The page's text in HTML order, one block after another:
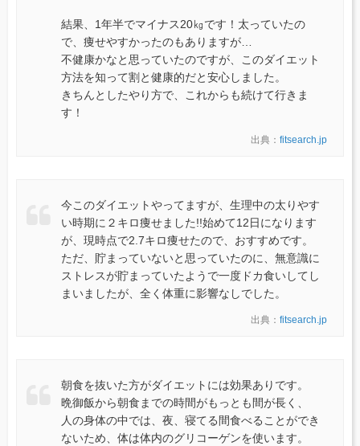
結果、1年半でマイナス20㎏です！太っていたの
で、痩せやすかったのもありますが…
不健康かなと思っていたのですが、このダイエット
方法を知って割と健康的だと安心しました。
きちんとしたやり方で、これからも続けて行きま
す！
出典： fitsearch.jp
今このダイエットやってますが、生理中の太りやす
い時期に２キロ痩せました!!始めて12日になります
が、現時点で2.7キロ痩せたので、おすすめです。
ただ、貯まっていないと思っていたのに、無意識に
ストレスが貯まっていたようで一度ドカ食いしてし
まいましたが、全く体重に影響なしでした。
出典： fitsearch.jp
朝食を抜いた方がダイエットには効果ありです。
晩御飯から朝食までの時間がもっとも間が長く、
人の身体の中では、夜、寝てる間食べることができ
ないため、体は体内のグリコーゲンを使います。